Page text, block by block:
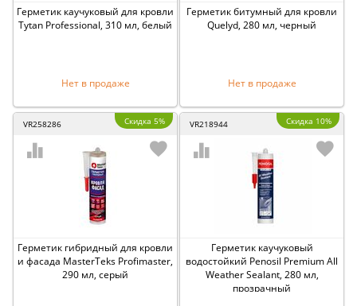
Герметик каучуковый для кровли
Tytan Professional, 310 мл, белый
Нет в продаже
Герметик битумный для кровли
Quelyd, 280 мл, черный
Нет в продаже
VR258286 Скидка 5%
Герметик гибридный для кровли
и фасада MasterTeks Profimaster,
290 мл, серый
VR218944 Скидка 10%
Герметик каучуковый
водостойкий Penosil Premium All
Weather Sealant, 280 мл,
прозрачный